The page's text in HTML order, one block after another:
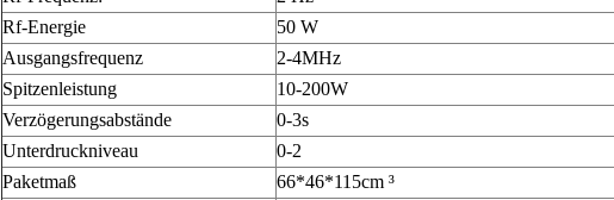
Rf-Energie
50 W
Ausgangsfrequenz
2-4MHz
Spitzenleistung
10-200W
Verzögerungsabstände
0-3s
Unterdruckniveau
0-2
Paketmaß
66*46*115cm ³